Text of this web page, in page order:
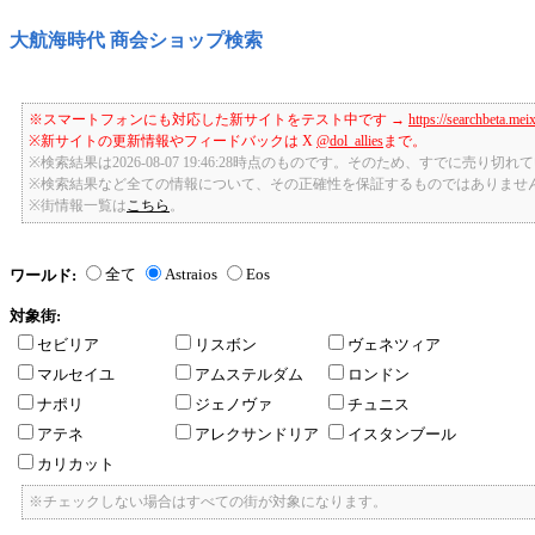
大航海時代 商会ショップ検索
※スマートフォンにも対応した新サイトをテスト中です → https://
※新サイトの更新情報やフィードバックは X @dol_alliesまで。
※検索結果は2026-08-07 19:46:28時点のものです。そのため、すでに売り切れ
※検索結果など全ての情報について、その正確性を保証するものではありませ
※街情報一覧は こちら
ワールド: 全て Astraios Eos
対象街:
セビリア
リスボン
ヴェネツィア
マルセイユ
アムステルダム
ロンドン
ナポリ
ジェノヴァ
チュニス
アテネ
アレクサンドリア
イスタンブール
カリカット
※チェックしない場合はすべての街が対象になります。